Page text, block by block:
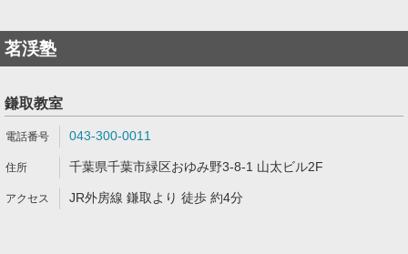
茗渓塾
鎌取教室
043-300-0011
千葉県千葉市緑区おゆみ野3-8-1 山太ビル2F
JR外房線 鎌取より 徒歩 約4分